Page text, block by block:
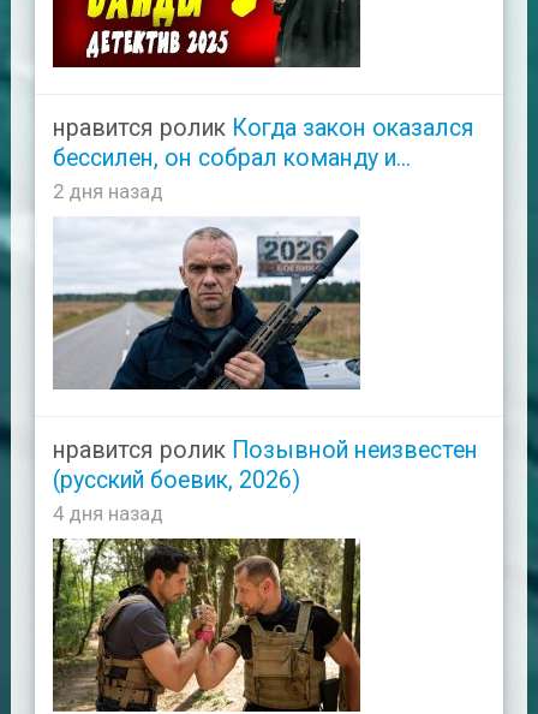
нравится ролик Когда закон оказался
бессилен, он собрал команду и...
2 дня назад
нравится ролик Позывной неизвестен
(русский боевик, 2026)
4 дня назад